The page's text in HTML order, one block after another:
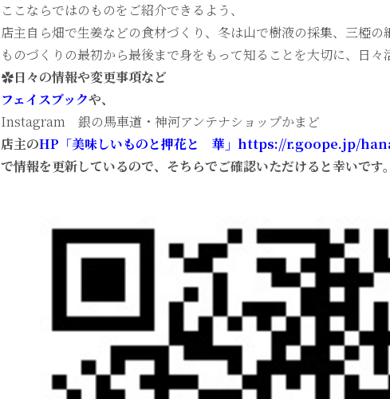
ここならではのものをご紹介できるよう、
店主自ら畑で生姜などの食材づくり、冬は山で樹液の採集、三椏の
ものづくりの最初から最後まで身をもって知ることを大切に、日々
✿日々の情報や変更事項など
フェイスブックや、
Instagram 銀の馬車道・神河アンテナショップかまど
店主のHP「美味しいものと押花と 華」 https://r.goope.jp/
で情報を更新しているので、そちらでご確認いただけると幸いです。